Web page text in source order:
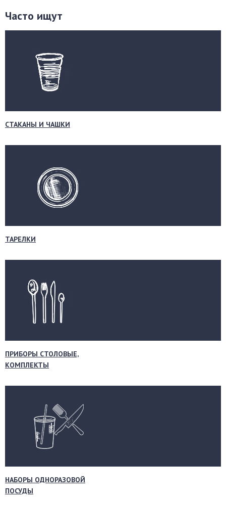
Часто ищут
СТАКАНЫ И ЧАШКИ
ТАРЕЛКИ
ПРИБОРЫ СТОЛОВЫЕ,
КОМПЛЕКТЫ
НАБОРЫ ОДНОРАЗОВОЙ
ПОСУДЫ